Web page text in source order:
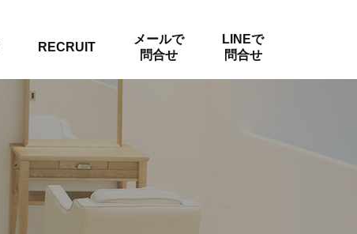
RECRUIT
メールで
問合せ
LINEで
問合せ